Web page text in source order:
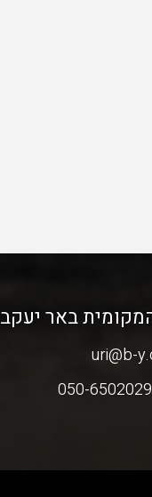
באר יעקב
uri@b-